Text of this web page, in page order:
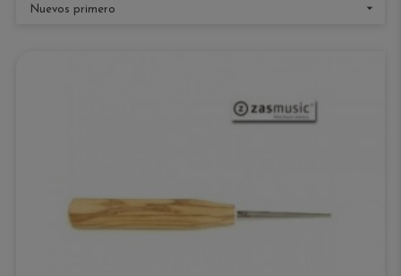
Nuevos primero 